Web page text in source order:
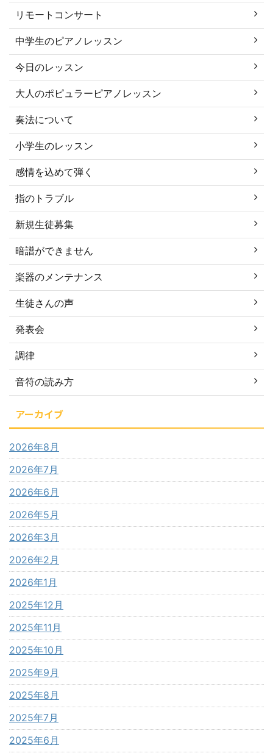
リモートコンサート
中学生のピアノレッスン
今日のレッスン
大人のポピュラーピアノレッスン
奏法について
小学生のレッスン
感情を込めて弾く
指のトラブル
新規生徒募集
暗譜ができません
楽器のメンテナンス
生徒さんの声
発表会
調律
音符の読み方
アーカイブ
2026年8月
2026年7月
2026年6月
2026年5月
2026年3月
2026年2月
2026年1月
2025年12月
2025年11月
2025年10月
2025年9月
2025年8月
2025年7月
2025年6月